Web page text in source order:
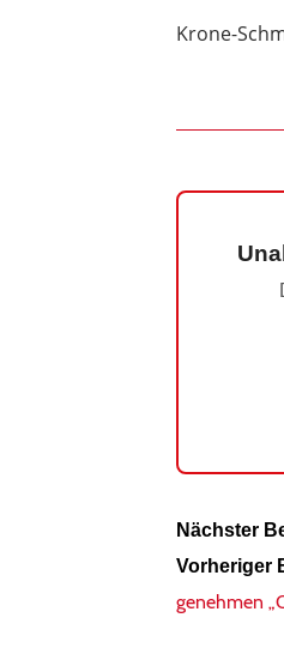
Krone-
Nächster
Vorheriger
genehmen